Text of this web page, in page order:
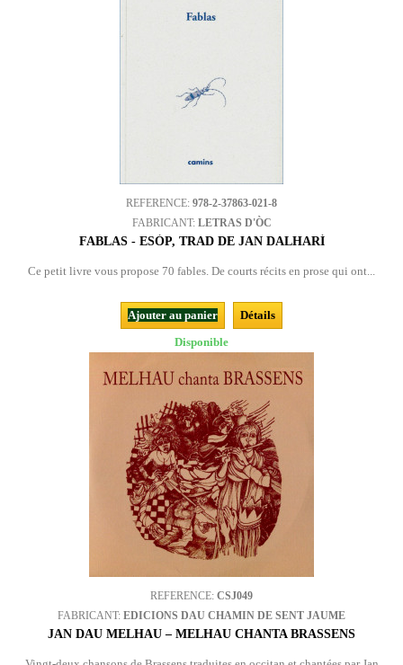
REFERENCE: 978-2-37863-021-8
FABRICANT: LETRAS D'ÒC
FABLAS - ESÒP, TRAD DE JAN DALHARÍ
Ce petit livre vous propose 70 fables. De courts récits en prose qui ont...
Ajouter au panier
Détails
Disponible
REFERENCE: CSJ049
FABRICANT: EDICIONS DAU CHAMIN DE SENT JAUME
JAN DAU MELHAU – MELHAU CHANTA BRASSENS